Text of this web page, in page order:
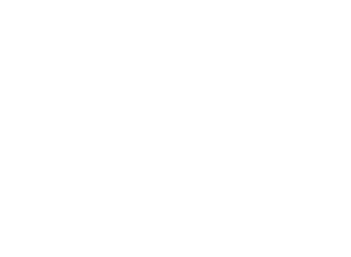
kartu nama label map nota spanduk stiker undangan pernikahan murah online 24 jam